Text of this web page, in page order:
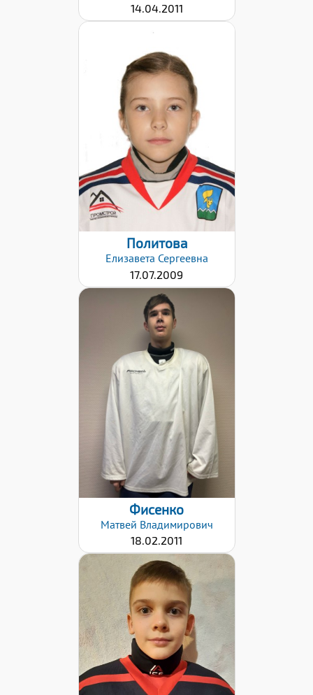
14.04.2011
Дата заявки:
18.04.2022
Политова
Елизавета Сергеевна
17.07.2009
Хват клюшки:
Левый
Дата заявки:
18.04.2022
Фисенко
Матвей Владимирович
18.02.2011
Дата заявки:
18.04.2022